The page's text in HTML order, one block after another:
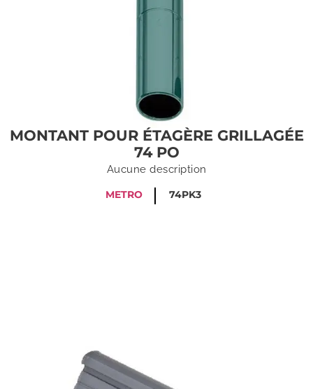
MONTANT POUR ÉTAGÈRE GRILLAGÉE
74 PO
Aucune description
METRO
74PK3